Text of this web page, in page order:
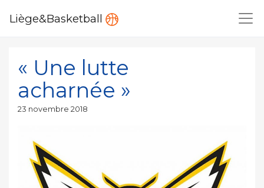
Liège&Basketball
« Une lutte
acharnée »
Publié
23 novembre 2018